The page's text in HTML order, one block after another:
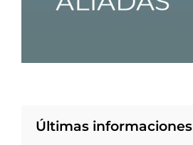
Últimas informaciones